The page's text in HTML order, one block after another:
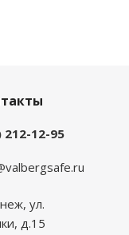
212-12-95
ул.
д.15